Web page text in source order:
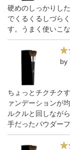
硬めのしっかりし
でくるくるしづら
す。うまく使いこ
by
ちょっとチクチク
ァンデーションが
ルクルと回しなが
手だったパウダー